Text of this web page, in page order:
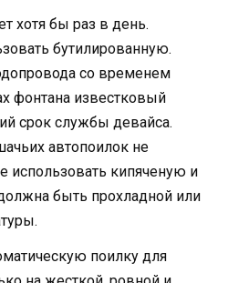
хотя бы раз в день.
бутилированную.
со временем
фонтана известковый
срок службы девайса.
автопоилок не
использовать кипяченую и
быть прохладной или
поилку для